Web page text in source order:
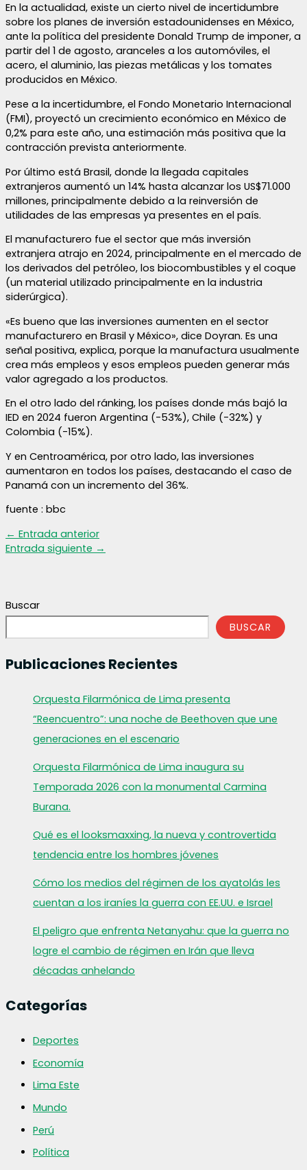
En la actualidad, existe un cierto nivel de incertidumbre
sobre los planes de inversión estadounidenses en México,
ante la política del presidente Donald Trump de imponer, a
partir del 1 de agosto, aranceles a los automóviles, el
acero, el aluminio, las piezas metálicas y los tomates
producidos en México.
Pese a la incertidumbre, el Fondo Monetario Internacional
(FMI), proyectó un crecimiento económico en México de
0,2% para este año, una estimación más positiva que la
contracción prevista anteriormente.
Por último está Brasil, donde la llegada capitales
extranjeros aumentó un 14% hasta alcanzar los US$71.000
millones, principalmente debido a la reinversión de
utilidades de las empresas ya presentes en el país.
El manufacturero fue el sector que más inversión
extranjera atrajo en 2024, principalmente en el mercado de
los derivados del petróleo, los biocombustibles y el coque
(un material utilizado principalmente en la industria
siderúrgica).
«Es bueno que las inversiones aumenten en el sector
manufacturero en Brasil y México», dice Doyran. Es una
señal positiva, explica, porque la manufactura usualmente
crea más empleos y esos empleos pueden generar más
valor agregado a los productos.
En el otro lado del ránking, los países donde más bajó la
IED en 2024 fueron Argentina (-53%), Chile (-32%) y
Colombia (-15%).
Y en Centroamérica, por otro lado, las inversiones
aumentaron en todos los países, destacando el caso de
Panamá con un incremento del 36%.
fuente : bbc
← Entrada anterior
Entrada siguiente →
Buscar
BUSCAR
Publicaciones Recientes
Orquesta Filarmónica de Lima presenta
“Reencuentro”: una noche de Beethoven que une
generaciones en el escenario
Orquesta Filarmónica de Lima inaugura su
Temporada 2026 con la monumental Carmina
Burana.
Qué es el looksmaxxing, la nueva y controvertida
tendencia entre los hombres jóvenes
Cómo los medios del régimen de los ayatolás les
cuentan a los iraníes la guerra con EE.UU. e Israel
El peligro que enfrenta Netanyahu: que la guerra no
logre el cambio de régimen en Irán que lleva
décadas anhelando
Categorías
Deportes
Economía
Lima Este
Mundo
Perú
Política